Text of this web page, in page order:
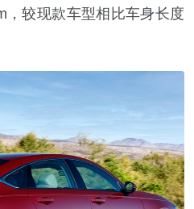
，较现款车型相比车身长度